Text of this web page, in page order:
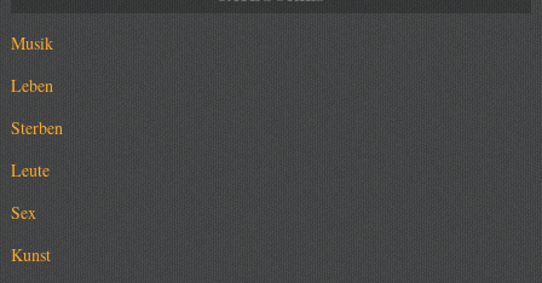
Musik
Leben
Sterben
Leute
Sex
Kunst